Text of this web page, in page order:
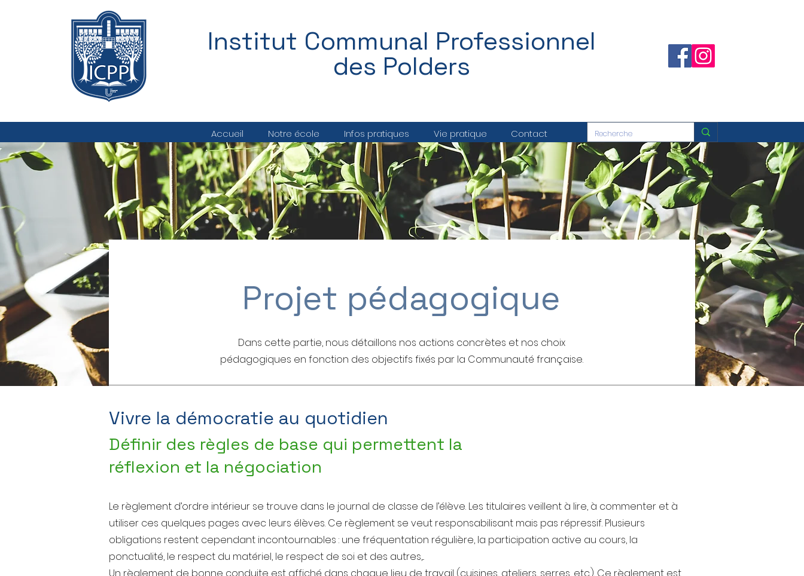
Institut Communal Professionnel
des Polders
Accueil Notre école Infos pratiques Vie pratique Contact
Projet pédagogique
Dans cette partie, nous détaillons nos actions concrètes et nos choix
pédagogiques en fonction des objectifs fixés par la Communauté française.
Vivre la démocratie au quotidien
Définir des règles de base qui permettent la
réflexion et la négociation
Le règlement d’ordre intérieur se trouve dans le journal de classe de l’élève. Les titulaires veillent à lire, à commenter et à
utiliser ces quelques pages avec leurs élèves. Ce règlement se veut responsabilisant mais pas répressif. Plusieurs
obligations restent cependant incontournables : une fréquentation régulière, la participation active au cours, la
ponctualité, le respect du matériel, le respect de soi et des autres,...